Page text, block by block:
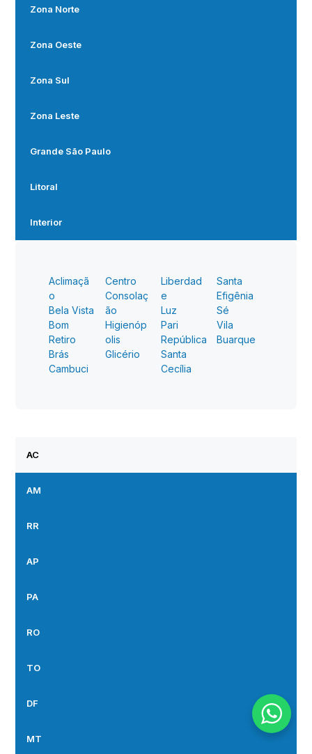
Zona Norte
Zona Oeste
Zona Sul
Zona Leste
Grande São Paulo
Litoral
Interior
Aclimaçã
o
Bela Vista
Bom
Retiro
Brás
Cambuci
Centro
Consolaç
ão
Higienóp
olis
Glicério
Liberdad
e
Luz
Pari
República
Santa
Cecília
Santa
Efigênia
Sé
Vila
Buarque
AC
AM
RR
AP
PA
RO
TO
DF
MT